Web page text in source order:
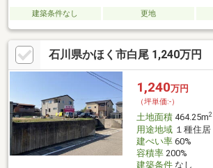
建築条件なし 更地
石川県かほく市白尾 1,240万円
1,240万円
（坪単価:-）
土地面積464.25m2
用途地域１種住居
建ぺい率60%
容積率200%
建築条件なし